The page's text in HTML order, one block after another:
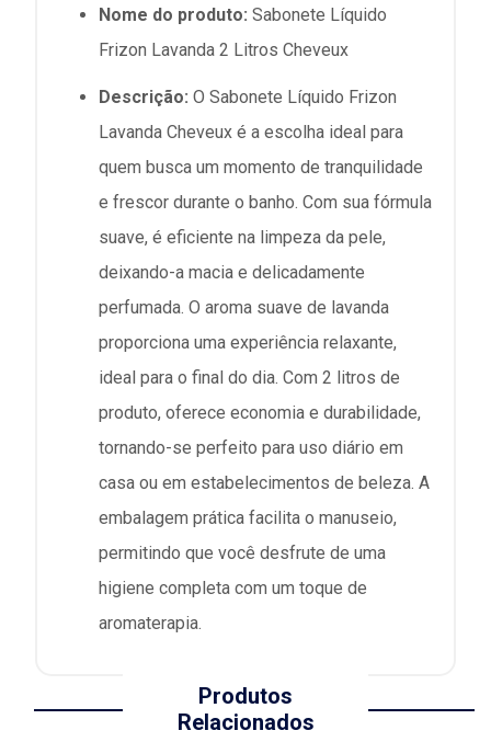
Nome do produto: Sabonete Líquido
Frizon Lavanda 2 Litros Cheveux
Descrição: O Sabonete Líquido Frizon
Lavanda Cheveux é a escolha ideal para
quem busca um momento de tranquilidade
e frescor durante o banho. Com sua fórmula
suave, é eficiente na limpeza da pele,
deixando-a macia e delicadamente
perfumada. O aroma suave de lavanda
proporciona uma experiência relaxante,
ideal para o final do dia. Com 2 litros de
produto, oferece economia e durabilidade,
tornando-se perfeito para uso diário em
casa ou em estabelecimentos de beleza. A
embalagem prática facilita o manuseio,
permitindo que você desfrute de uma
higiene completa com um toque de
aromaterapia.
Produtos
Relacionados